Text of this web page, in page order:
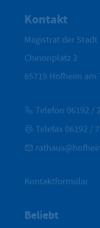
Kontakt
Magistrat der
Chinonplatz 2
65719 Hofheim am
Telefon 06192 /
Telefax 06192 /
Kontaktformular
Beliebt